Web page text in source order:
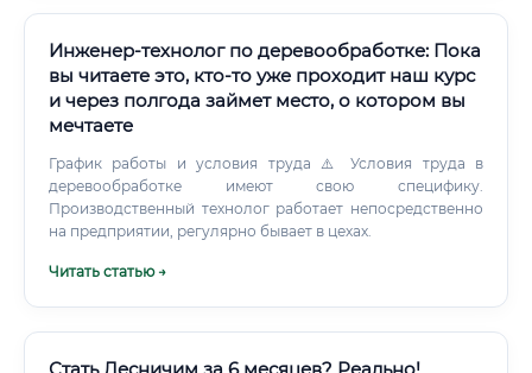
Инженер-технолог по деревообработке: Пока
вы читаете это, кто-то уже проходит наш курс
и через полгода займет место, о котором вы
мечтаете
График работы и условия труда ⚠️ Условия труда в
деревообработке имеют свою специфику.
Производственный технолог работает непосредственно
на предприятии, регулярно бывает в цехах.
Читать статью →